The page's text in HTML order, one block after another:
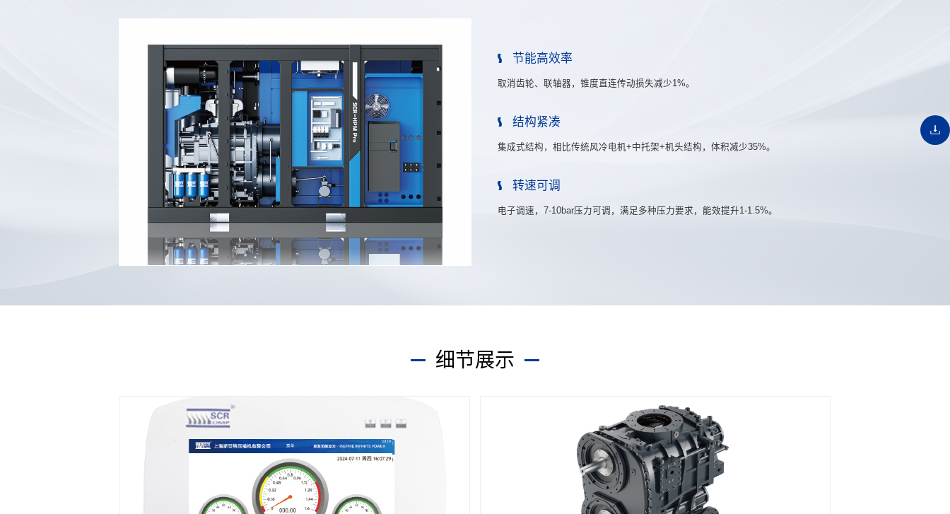
节能高效率
取消齿轮、联轴器，锥度直连传动损失减少1%。
结构紧凑
集成式结构，相比传统风冷电机+中托架+机头结构，体积减少35%。
转速可调
电子调速，7-10bar压力可调，满足多种压力要求，能效提升1-1.5%。
细节展示